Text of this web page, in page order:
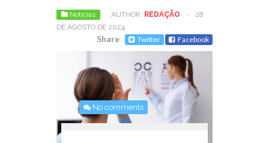
Notícias AUTHOR: REDAÇÃO -
28
DE AGOSTO DE 2024
Share Twitter Facebook
No comments